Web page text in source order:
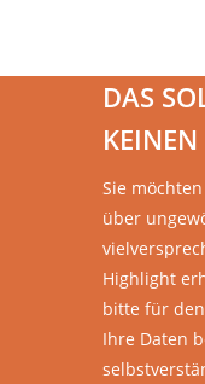
DAS
KEINEN
Sie
über
Highlight
bitte für
Ihre Daten